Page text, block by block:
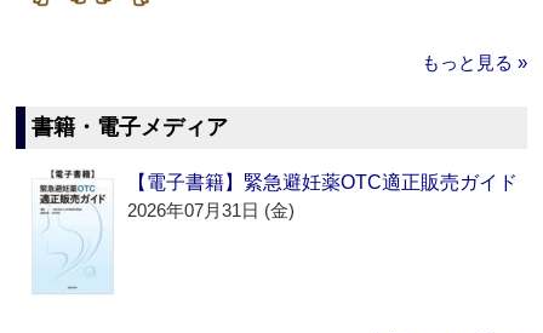
もっと見る »
書籍・電子メディア
【電子書籍】緊急避妊薬OTC適正販売ガイド
2026年07月31日 (金)